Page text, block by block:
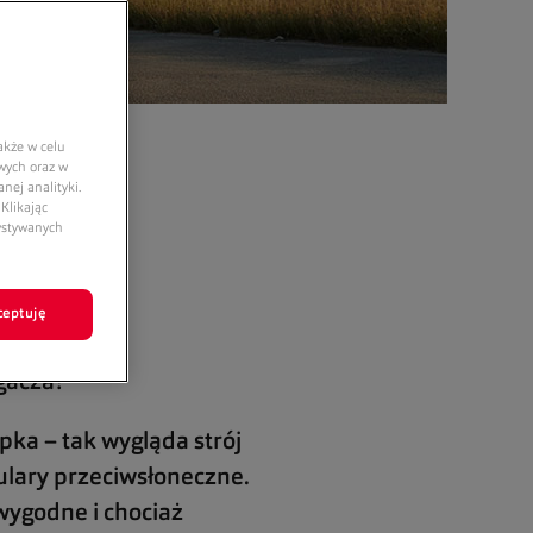
– tak wygląda strój
przeciwsłoneczne.
i chociaż
w celu
oraz w
analityki.